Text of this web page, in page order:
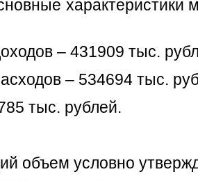
характеристики
– 431909 тыс.
– 534694 тыс.
тыс. рублей.
объем условно